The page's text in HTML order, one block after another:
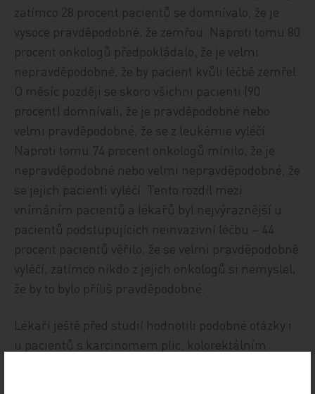
zatímco 28 procent pacientů se domnívalo, že je
vysoce pravděpodobné, že zemřou. Naproti tomu 80
procent onkologů předpokládalo, že je velmi
nepravděpodobné, že by pacient kvůli léčbě zemřel.
O měsíc později se skoro všichni pacienti (90
procent) domnívali, že je pravděpodobné nebo
velmi pravděpodobné, že se z leukémie vyléčí.
Naproti tomu 74 procent onkologů mínilo, že je
nepravděpodobné nebo velmi nepravděpodobné, že
se jejich pacienti vyléčí. Tento rozdíl mezi
vnímáním pacientů a lékařů byl nejvýraznější u
pacientů podstupujících neinvazivní léčbu – 44
procent pacientů věřilo, že se velmi pravděpodobně
vyléčí, zatímco nikdo z jejich onkologů si nemyslel,
že by to bylo příliš pravděpodobné.
Lékaři ještě před studií hodnotili podobné otázky i
u pacientů s karcinomem plic, kolorektálním